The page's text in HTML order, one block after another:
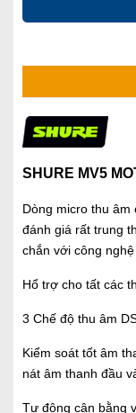
SHURE MV5
Dòng micro thu âm
đánh giá rất trung
chắn với công nghệ
Hổ trợ cho tất các
3 Chế độ thu âm
Kiểm soát tốt âm
nát âm thanh đầu
Tự động cân bằng